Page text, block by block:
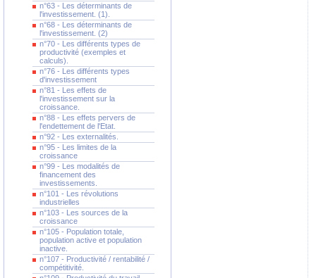
n°63 - Les déterminants de
l'investissement. (1).
n°68 - Les déterminants de
l'investissement. (2)
n°70 - Les différents types de
productivité (exemples et
calculs).
n°76 - Les différents types
d'investissement
n°81 - Les effets de
l'investissement sur la
croissance.
n°88 - Les effets pervers de
l'endettement de l'Etat.
n°92 - Les externalités.
n°95 - Les limites de la
croissance
n°99 - Les modalités de
financement des
investissements.
n°101 - Les révolutions
industrielles
n°103 - Les sources de la
croissance
n°105 - Population totale,
population active et population
inactive.
n°107 - Productivité / rentabilité /
compétitivité.